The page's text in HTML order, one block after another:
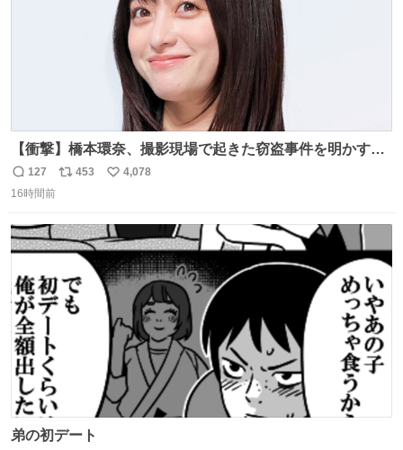
【衝撃】橋本環奈、撮影現場で起きた窃盗事件を明かす
「警察が来てました」 news.livedoor.com/article/detail…
橋本は「撮影現場で照明さんのケーブルが盗まれて…。廃
述懐。専門家も「銅の価値が上がってるんですよね…」と
反応した。
返
信
127
リ
ト
数
453
い
数
4,078
16時間前
弟の初デート